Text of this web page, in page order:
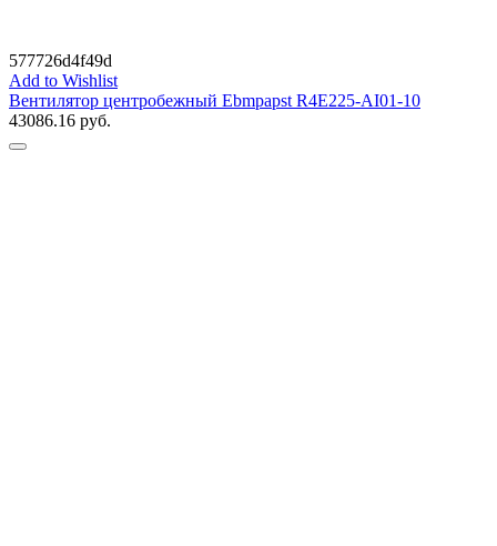
577726d4f49d
Add to Wishlist
Вентилятор центробежный Ebmpapst R4E225-AI01-10
43086.16 руб.